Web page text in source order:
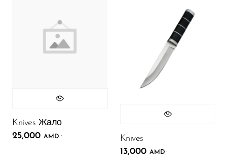
Knives Жало
25,000 AMD .
Knives
13,000 AMD .